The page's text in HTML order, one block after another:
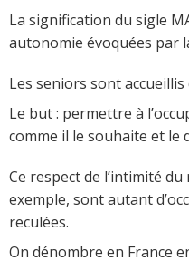
La signification du sigle
autonomie évoquées par
Les seniors sont
Le but : permettre à
comme il le souhaite et le
Ce respect de l’intimité
exemple, sont autant
reculées.
On dénombre en France